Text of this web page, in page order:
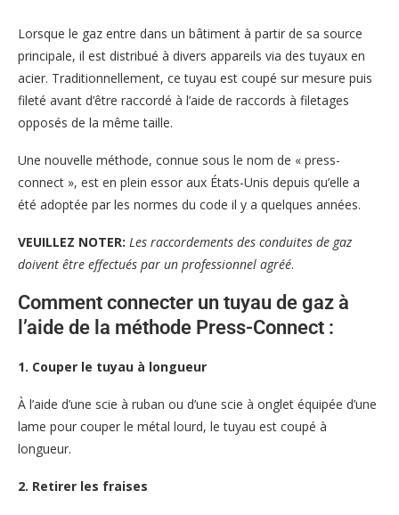
Lorsque le gaz entre dans un bâtiment à partir de sa source
principale, il est distribué à divers appareils via des tuyaux en
acier. Traditionnellement, ce tuyau est coupé sur mesure puis
fileté avant d’être raccordé à l’aide de raccords à filetages
opposés de la même taille.
Une nouvelle méthode, connue sous le nom de « press-
connect », est en plein essor aux États-Unis depuis qu’elle a
été adoptée par les normes du code il y a quelques années.
VEUILLEZ NOTER: Les raccordements des conduites de gaz
doivent être effectués par un professionnel agréé.
Comment connecter un tuyau de gaz à
l’aide de la méthode Press-Connect :
1. Couper le tuyau à longueur
À l’aide d’une scie à ruban ou d’une scie à onglet équipée d’une
lame pour couper le métal lourd, le tuyau est coupé à
longueur.
2. Retirer les fraises